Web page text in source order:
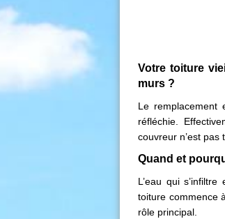
Votre toiture
murs ?
Le remplacement
réfléchie.
couvreur n’est pas
Quand et
L’eau qui
toiture commence
rôle principal.